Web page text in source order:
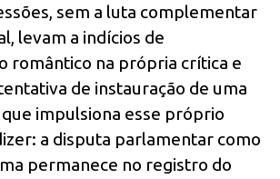
sem a luta complementar
levam a indícios de
romântico na própria crítica e
de instauração de uma
impulsiona esse próprio
a disputa parlamentar como
permanece no registro do